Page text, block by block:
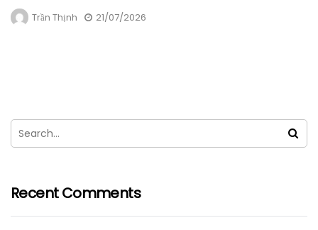
Trần Thịnh 21/07/2026
Recent Comments